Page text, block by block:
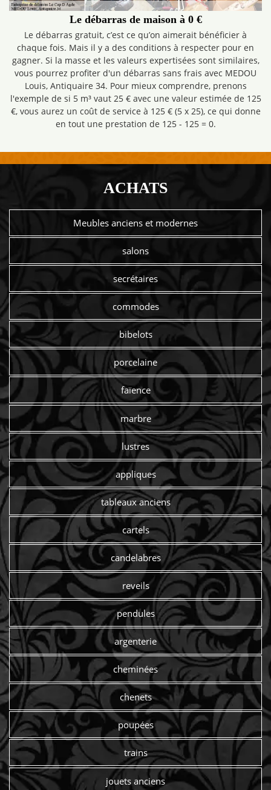
Le débarras de maison à 0 €
Le débarras gratuit, c’est ce qu’on aimerait bénéficier à
chaque fois. Mais il y a des conditions à respecter pour en
gagner. Si la masse et les valeurs expertisées sont similaires,
vous pourrez profiter d'un débarras sans frais avec MEDOU
Louis, Antiquaire 34. Pour mieux comprendre, prenons
l'exemple de si 5 m³ vaut 25 € avec une valeur estimée de 125
€, vous aurez un coût de service à 125 € (5 x 25), ce qui donne
en tout une prestation de 125 - 125 = 0.
ACHATS
Meubles anciens et modernes
salons
secrétaires
commodes
bibelots
porcelaine
faïence
marbre
lustres
appliques
tableaux anciens
cartels
candelabres
reveils
pendules
argenterie
cheminées
chenets
poupées
trains
jouets anciens